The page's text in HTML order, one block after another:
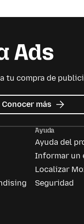
tu compra de
Conocer más sobre
Mozilla
Ayuda
Ayuda del
Informar un
Localizar
Seguridad